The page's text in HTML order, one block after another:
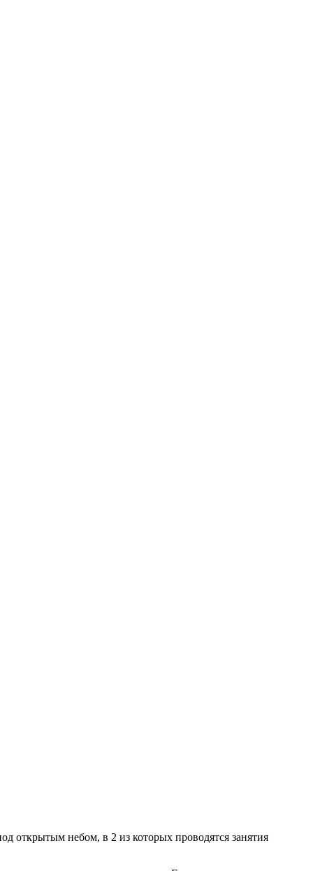
открытым небом, в 2 из которых проводятся занятия